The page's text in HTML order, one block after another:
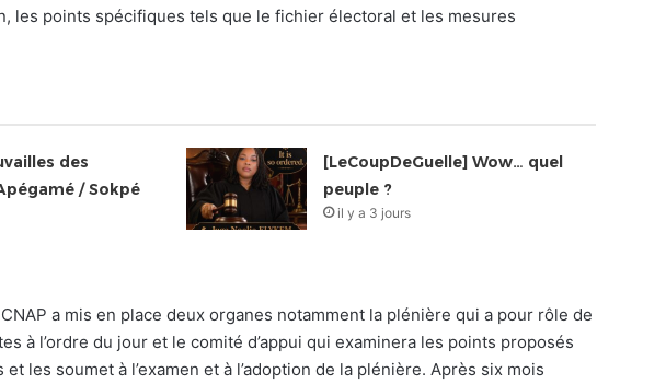
les points spécifiques tels que le fichier électoral et les mesures
des
/ Sokpé
[LeCoupDeGuelle] Wow… quel
peuple ?
il y a 3 jours
a mis en place deux organes notamment la plénière qui a pour rôle de
à l’ordre du jour et le comité d’appui qui examinera les points proposés
les soumet à l’examen et à l’adoption de la plénière. Après six mois